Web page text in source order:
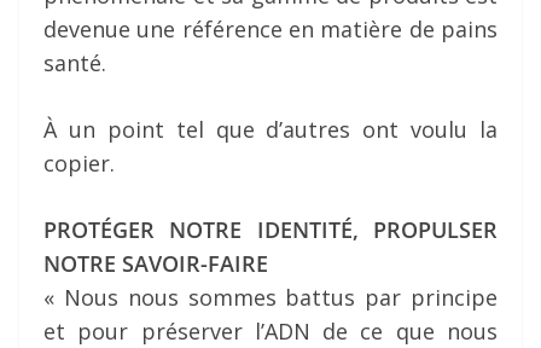
devenue une référence en matière de pains
santé.
À un point tel que d’autres ont voulu la
copier.
PROTÉGER NOTRE IDENTITÉ, PROPULSER
NOTRE SAVOIR-FAIRE
« Nous nous sommes battus par principe
et pour préserver l’ADN de ce que nous